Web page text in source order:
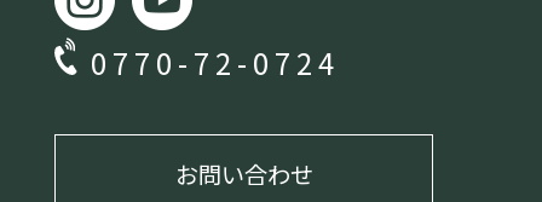
0770-72-0724
お問い合わせ